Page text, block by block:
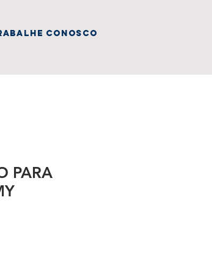
conosco
PARA